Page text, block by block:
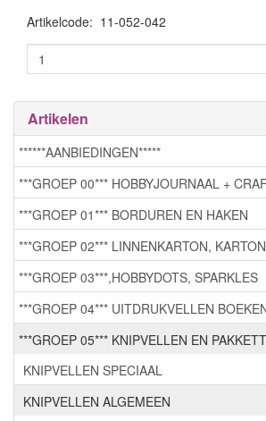
Artikelcode: 11-052-042
Artikelen
******AANBIEDINGEN*****
***GROEP 00*** HOBBYJOURNAAL +
***GROEP 01*** BORDUREN EN HAKEN
***GROEP 02*** LINNENKARTON,
***GROEP 03***,HOBBYDOTS, SPARKLES
***GROEP 04*** UITDRUKVELLEN
***GROEP 05*** KNIPVELLEN EN
KNIPVELLEN SPECIAAL
KNIPVELLEN ALGEMEEN